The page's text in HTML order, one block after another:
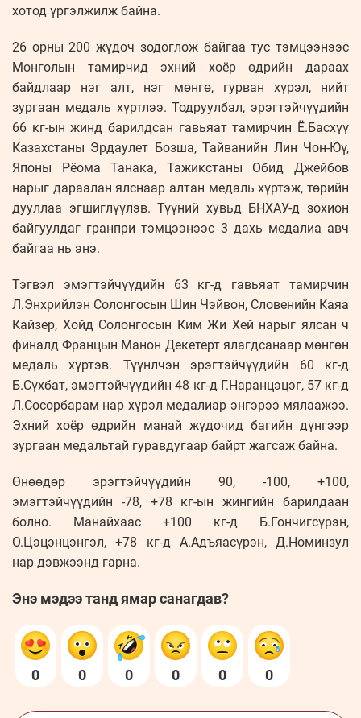
хотод үргэлжилж байна.
26 орны 200 жүдоч зодоглож байгаа тус тэмцээнээс
Монголын тамирчид эхний хоёр өдрийн дараах
байдлаар нэг алт, нэг мөнгө, гурван хүрэл, нийт
зургаан медаль хүртлээ. Тодруулбал, эрэгтэйчүүдийн
66 кг-ын жинд барилдсан гавьяат тамирчин Ё.Басхүү
Казахстаны Эрдаулет Бозша, Тайванийн Лин Чон-Юү,
Японы Рёома Танака, Тажикстаны Обид Джейбов
нарыг дараалан ялснаар алтан медаль хүртэж, төрийн
дууллаа эгшиглүүлэв. Түүний хувьд БНХАУ-д зохион
байгуулдаг гранпри тэмцээнээс 3 дахь медалиа авч
байгаа нь энэ.
Тэгвэл эмэгтэйчүүдийн 63 кг-д гавьяат тамирчин
Л.Энхрийлэн Солонгосын Шин Чэйвон, Словенийн Каяа
Кайзер, Хойд Солонгосын Ким Жи Хей нарыг ялсан ч
финалд Францын Манон Декетерт ялагдсанаар мөнгөн
медаль хүртэв. Түүнлчэн эрэгтэйчүүдийн 60 кг-д
Б.Сүхбат, эмэгтэйчүүдийн 48 кг-д Г.Наранцэцэг, 57 кг-д
Л.Сосорбарам нар хүрэл медалиар энгэрээ мялаажээ.
Эхний хоёр өдрийн манай жүдочид багийн дүнгээр
зургаан медальтай гуравдугаар байрт жагсаж байна.
Өнөөдөр эрэгтэйчүүдийн 90, -100, +100,
эмэгтэйчүүдийн -78, +78 кг-ын жингийн барилдаан
болно. Манайхаас +100 кг-д Б.Гончигсүрэн,
О.Цэцэнцэнгэл, +78 кг-д А.Адъяасүрэн, Д.Номинзул
нар дэвжээнд гарна.
Энэ мэдээ танд ямар санагдав?
0 0 0 0 0 0